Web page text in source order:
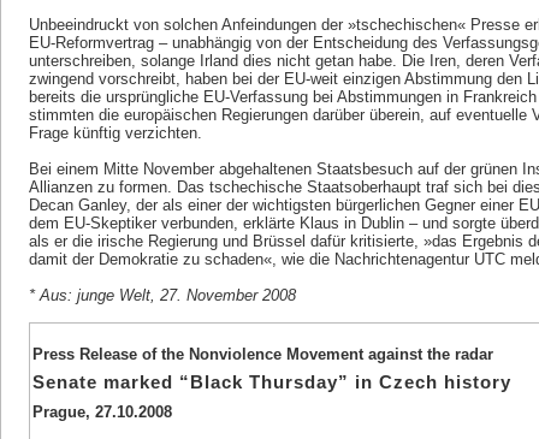
Unbeeindruckt von solchen Anfeindungen der »tschechischen« Presse
EU-Reformvertrag – unabhängig von der Entscheidung des
unterschreiben, solange Irland dies nicht getan habe. Die Iren, deren
zwingend vorschreibt, haben bei der EU-weit einzigen Abstimmung den
bereits die ursprüngliche EU-Verfassung bei Abstimmungen in
stimmten die europäischen Regierungen darüber überein, auf eventuelle
Frage künftig verzichten.
Bei einem Mitte November abgehaltenen Staatsbesuch auf der grünen
Allianzen zu formen. Das tschechische Staatsoberhaupt traf sich bei
Decan Ganley, der als einer der wichtigsten bürgerlichen Gegner einer
dem EU-Skeptiker verbunden, erklärte Klaus in Dublin – und sorgte
als er die irische Regierung und Brüssel dafür kritisierte, »das Ergebnis
damit der Demokratie zu schaden«, wie die Nachrichtenagentur UTC
* Aus: junge Welt, 27. November 2008
Press Release of the Nonviolence Movement against the radar
Senate marked “Black Thursday” in Czech history
Prague, 27.10.2008